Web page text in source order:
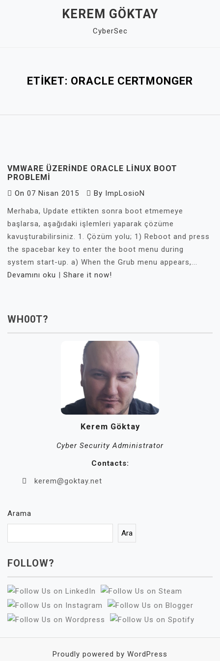
KEREM GÖKTAY
CyberSec
ETIKET: ORACLE CERTMONGER
VMWARE ÜZERINDE ORACLE LINUX BOOT
PROBLEMI
On 07 Nisan 2015 By ImpLosioN
Merhaba, Update ettikten sonra boot etmemeye
başlarsa, aşağıdaki işlemleri yaparak çözüme
kavuşturabilirsiniz. 1. Çözüm yolu; 1) Reboot and press
the spacebar key to enter the boot menu during
system start-up. a) When the Grub menu appears,...
Devamını oku | Share it now!
WH00T?
Kerem Göktay
Cyber Security Administrator
Contacts:
kerem@goktay.net
Arama
Ara
FOLLOW?
Proudly powered by WordPress